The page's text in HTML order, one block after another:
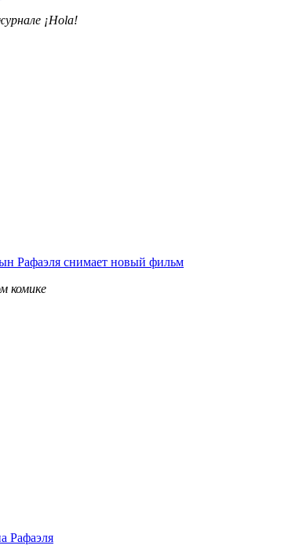
¡Hola!
Рафаэля снимает новый фильм
комике
Рафаэля